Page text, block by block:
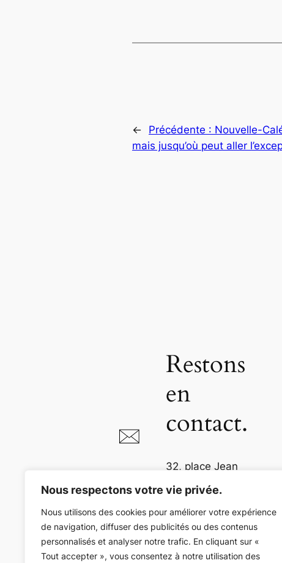
Nous respectons votre vie privée.
Nous utilisons des cookies pour améliorer votre expérience
de navigation, diffuser des publicités ou des contenus
personnalisés et analyser notre trafic. En cliquant sur «
Tout accepter », vous consentez à notre utilisation des
← Précédente : Nouvelle-
mais jusqu’où peut aller
Restons
en
contact.
32, place Jean
Jaurès
81000 Albi
05 63 54 73 36